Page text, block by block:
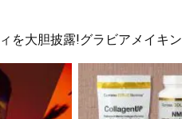
を大胆披露!グラビアメイキ